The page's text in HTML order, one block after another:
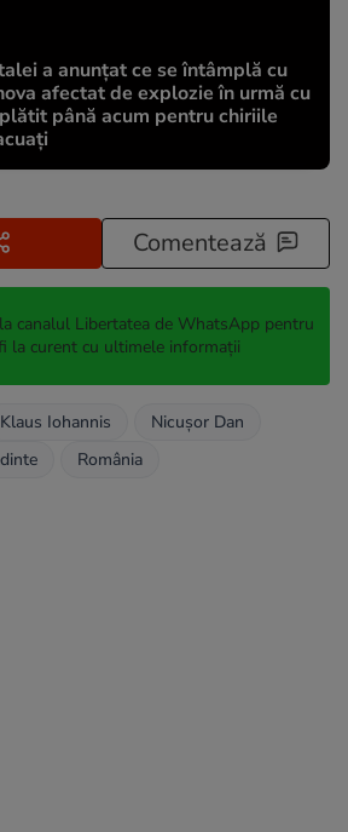
a anunțat ce se întâmplă cu
afectat de explozie în urmă cu
până acum pentru chiriile
Comentează
canalul Libertatea de WhatsApp pentru
la curent cu ultimele informații
Klaus Iohannis
Nicușor Dan
România